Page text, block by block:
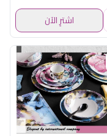
اشترِ الآن